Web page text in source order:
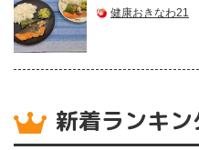
健康おきなわ21
新着ランキン